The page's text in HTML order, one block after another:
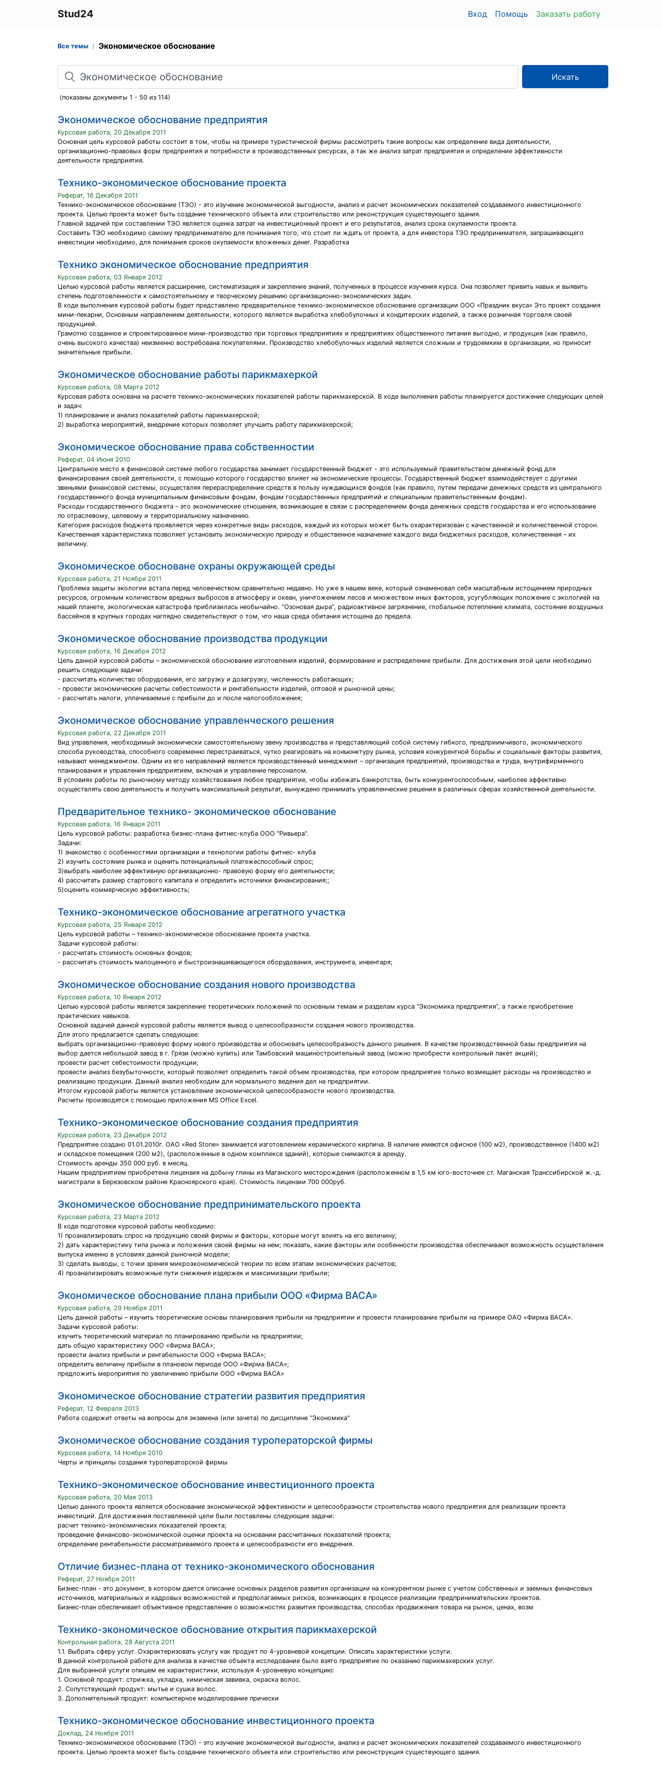
Stud24 Вход Помощь Заказать работу
Все темы Экономическое обоснование
Поиск
Искать
(показаны документы 1 - 50 из 114)
Экономическое обоснование предприятия
Курсовая работа, 20 Декабря 2011
Основная цель курсовой работы состоит в том, чтобы на примере туристической фирмы рассмотреть такие вопросы как определение вида деятельности,
организационно-правовых форм предприятия и потребности в производственных ресурсах, а так же анализ затрат предприятия и определение эффективности
деятельности предприятия.
Технико-экономическое обоснование проекта
Реферат, 16 Декабря 2011
Технико-экономическое обоснование (ТЭО) - это изучение экономической выгодности, анализ и расчет экономических показателей создаваемого инвестиционного
проекта. Целью проекта может быть создание технического объекта или строительство или реконструкция существующего здания.
Главной задачей при составлении ТЭО является оценка затрат на инвестиционный проект и его результатов, анализ срока окупаемости проекта.
Составить ТЭО необходимо самому предпринимателю для понимания того, что стоит ли ждать от проекта, а для инвестора ТЭО предпринимателя, запрашивающего
инвестиции необходимо, для понимания сроков окупаемости вложенных денег. Разработка
Технико экономическое обоснование предприятия
Курсовая работа, 03 Января 2012
Целью курсовой работы является расширение, систематизация и закрепление знаний, полученных в процессе изучения курса. Она позволяет привить навык и выявить
степень подготовленности к самостоятельному и творческому решению организационно-экономических задач.
В ходе выполнения курсовой работы будет представлено предварительное технико-экономическое обоснование организации ООО «Праздник вкуса» Это проект создания
мини-пекарни, Основным направлением деятельности, которого является выработка хлебобулочных и кондитерских изделий, а также розничная торговля своей
продукцией.
Грамотно созданное и спроектированное мини-производство при торговых предприятиях и предприятиях общественного питания выгодно, и продукция (как правило,
очень высокого качества) неизменно востребована покупателями. Производство хлебобулочных изделий является сложным и трудоемким в организации, но приносит
значительные прибыли.
Экономическое обоснование работы парикмахеркой
Курсовая работа, 08 Марта 2012
Курсовая работа основана на расчете технико-экономических показателей работы парикмахерской. В ходе выполнения работы планируется достижение следующих целей
и задач:
1) планирование и анализ показателей работы парикмахерской;
2) выработка мероприятий, внедрение которых позволяет улучшить работу парикмахерской;
Экономическое обоснование права собственностии
Реферат, 04 Июня 2010
Центральное место в финансовой системе любого государства занимает государственный бюджет - это используемый правительством денежный фонд для
финансирования своей деятельности, с помощью которого государство влияет на экономические процессы. Государственный бюджет взаимодействует с другими
звеньями финансовой системы, осуществляя перераспределение средств в пользу нуждающихся фондов (как правило, путем передачи денежных средств из центрального
государственного фонда муниципальным финансовым фондам, фондам государственных предприятий и специальным правительственным фондам).
Расходы государственного бюджета – это экономические отношения, возникающие в связи с распределением фонда денежных средств государства и его использование
по отраслевому, целевому и территориальному назначению.
Категория расходов бюджета проявляется через конкретные виды расходов, каждый из которых может быть охарактеризован с качественной и количественной сторон.
Качественная характеристика позволяет установить экономическую природу и общественное назначение каждого вида бюджетных расходов, количественная – их
величину.
Экономическое обосноване охраны окружающей среды
Курсовая работа, 21 Ноября 2011
Проблема защиты экологии встала перед человечеством сравнительно недавно. Но уже в нашем веке, который ознаменовал себя масштабным истощением природных
ресурсов, огромным количеством вредных выбросов в атмосферу и океан, уничтожением лесов и множеством иных факторов, усугубляющих положение с экологией на
нашей планете, экологическая катастрофа приблизилась необычайно. “Озоновая дыра”, радиоактивное загрязнение, глобальное потепление климата, состояние воздушных
бассейнов в крупных городах наглядно свидетельствуют о том, что наша среда обитания истощена до предела.
Экономическое обоснование производства продукции
Курсовая работа, 16 Декабря 2012
Цель данной курсовой работы – экономической обоснование изготовления изделий, формирование и распределение прибыли. Для достижения этой цели необходимо
решить следующие задачи:
- рассчитать количество оборудования, его загрузку и дозагрузку, численность работающих;
- провести экономические расчеты себестоимости и рентабельности изделий, оптовой и рыночной цены;
- рассчитать налоги, уплачиваемые с прибыли до и после налогообложения;
Экономическое обоснование управленческого решения
Курсовая работа, 22 Декабря 2011
Вид управления, необходимый экономически самостоятельному звену производства и представляющий собой систему гибкого, предприимчивого, экономического
способа руководства, способного современно перестраиваться, чутко реагировать на конъюнктуру рынка, условия конкурентной борьбы и социальные факторы развития,
называют менеджментом. Одним из его направлений является производственный менеджмент – организация предприятий, производства и труда, внутрифирменного
планирования и управления предприятием, включая и управление персоналом.
В условиях работы по рыночному методу хозяйствования любое предприятие, чтобы избежать банкротства, быть конкурентоспособным, наиболее эффективно
осуществлять свою деятельность и получить максимальный результат, вынуждено принимать управленческие решения в различных сферах хозяйственной деятельности.
Предварительное технико- экономическое обоснование
Курсовая работа, 16 Января 2011
Цель курсовой работы: разработка бизнес-плана фитнес-клуба ООО "Ривьера".
Задачи:
1) знакомство с особенностями организации и технологии работы фитнес- клуба
2) изучить состояние рынка и оценить потенциальный платежеспособный спрос;
3)выбрать наиболее эффективную организационно- правовую форму его деятельности;
4) рассчитать размер стартового капитала и определить источники финансирования;;
5)оценить коммерческую эффективность;
Технико-экономическое обоснование агрегатного участка
Курсовая работа, 25 Января 2012
Цель курсовой работы – технико-экономическое обоснование проекта участка.
Задачи курсовой работы:
- рассчитать стоимость основных фондов;
- рассчитать стоимость малоценного и быстроизнашивающегося оборудования, инструмента, инвентаря;
Экономическое обоснование создания нового производства
Курсовая работа, 10 Января 2012
Целью курсовой работы является закрепление теоретических положений по основным темам и разделам курса “Экономика предприятия”, а также приобретение
практических навыков.
Основной задачей данной курсовой работы является вывод о целесообразности создания нового производства.
Для этого предлагается сделать следующее:
выбрать организационно-правовую форму нового производства и обосновать целесообразность данного решения. В качестве производственной базы предприятия на
выбор дается небольшой завод в г. Грязи (можно купить) или Тамбовский машиностроительный завод (можно приобрести контрольный пакет акций);
провести расчет себестоимости продукции;
провести анализ безубыточности, который позволяет определить такой объем производства, при котором предприятие только возмещает расходы на производство и
реализацию продукции. Данный анализ необходим для нормального ведения дел на предприятии.
Итогом курсовой работы является установление экономической целесообразности нового производства.
Расчеты производятся с помощью приложения MS Office Excel.
Технико-экономическое обоснование создания предприятия
Курсовая работа, 23 Декабря 2012
Предприятие создано 01.01.2010г. ОАО «Red Stone» занимается изготовлением керамического кирпича. В наличие имеются офисное (100 м2), производственное (1400 м2)
и складское помещения (200 м2), (расположенные в одном комплексе зданий), которые снимаются в аренду.
Стоимость аренды 350 000 руб. в месяц.
Нашим предприятием приобретена лицензия на добычу глины из Маганского месторождения (расположенном в 1,5 км юго-восточнее ст. Маганская Транссибирской ж.-д.
мaгиcтpaли в Бepeзoвcкoм paйoнe Kpacнoяpcкoгo кpaя). Стоимость лицензии 700 000руб.
Экономическое обоснование предпринимательского проекта
Курсовая работа, 23 Марта 2012
В ходе подготовки курсовой работы необходимо:
1) проанализировать спрос на продукцию своей фирмы и факторы, которые могут влиять на его величину;
2) дать характеристику типа рынка и положения своей фирмы на нем; показать, какие факторы или особенности производства обеспечивают возможность осуществления
выпуска именно в условиях данной рыночной модели;
3) сделать выводы, с точки зрения микроэкономической теории по всем этапам экономических расчетов;
4) проанализировать возможные пути снижения издержек и максимизации прибыли;
Экономическое обоснование плана прибыли ООО «Фирма ВАСА»
Курсовая работа, 29 Ноября 2011
Цель данной работы – изучить теоретические основы планирования прибыли на предприятии и провести планирование прибыли на примере ОАО «Фирма ВАСА».
Задачи курсовой работы:
изучить теоретический материал по планированию прибыли на предприятии;
дать общую характеристику ООО «Фирма ВАСА»;
провести анализ прибыли и рентабельности ООО «Фирма ВАСА»;
определить величину прибыли в плановом периоде ООО «Фирма ВАСА»;
предложить мероприятия по увеличению прибыли ООО «Фирма ВАСА»
Экономическое обоснование стратегии развития предприятия
Реферат, 12 Февраля 2013
Работа содержит ответы на вопросы для экзамена (или зачета) по дисциплине "Экономика"
Экономическое обоснование создания туроператорской фирмы
Курсовая работа, 14 Ноября 2010
Черты и принципы создания туроператорской фирмы
Технико-экономическое обоснование инвестиционного проекта
Курсовая работа, 20 Мая 2013
Целью данного проекта является обоснование экономической эффективности и целесообразности строительства нового предприятия для реализации проекта
инвестиций. Для достижения поставленной цели были поставлены следующие задачи:
расчет технико-экономических показателей проекта;
проведение финансово-экономической оценки проекта на основании рассчитанных показателей проекта;
определение рентабельности рассматриваемого проекта и целесообразности его внедрения.
Отличие бизнес-плана от технико-экономического обоснования
Реферат, 27 Ноября 2011
Бизнес-план - это документ, в котором дается описание основных разделов развития организации на конкурентном рынке с учетом собственных и заемных финансовых
источников, материальных и кадровых возможностей и предполагаемых рисков, возникающих в процессе реализации предпринимательских проектов.
Бизнес-план обеспечивает объективное представление о возможностях развития производства, способах продвижения товара на рынок, ценах, возм
Технико-экономическое обоснование открытия парикмахерской
Контрольная работа, 28 Августа 2011
1.1. Выбрать сферу услуг. Охарактеризовать услугу как продукт по 4-уровневой концепции. Описать характеристики услуги.
В данной контрольной работе для анализа в качестве объекта исследование было взято предприятие по оказанию парикмахерских услуг.
Для выбранной услуги опишем ее характеристики, используя 4-уровневую концепцию:
1. Основной продукт: стрижка, укладка, химическая завивка, окраска волос.
2. Сопутствующий продукт: мытье и сушка волос.
3. Дополнительный продукт: компьютерное моделирование прически
Технико-экономическое обоснование инвестиционного проекта
Доклад, 24 Ноября 2011
Технико-экономическое обоснование (ТЭО) - это изучение экономической выгодности, анализ и расчет экономических показателей создаваемого инвестиционного
проекта. Целью проекта может быть создание технического объекта или строительство или реконструкция существующего здания.